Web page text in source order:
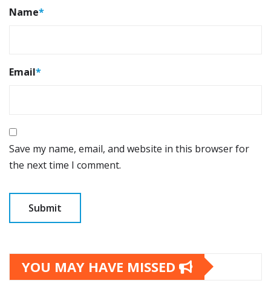
Name*
Email*
Save my name, email, and website in this browser for
the next time I comment.
YOU MAY HAVE MISSED